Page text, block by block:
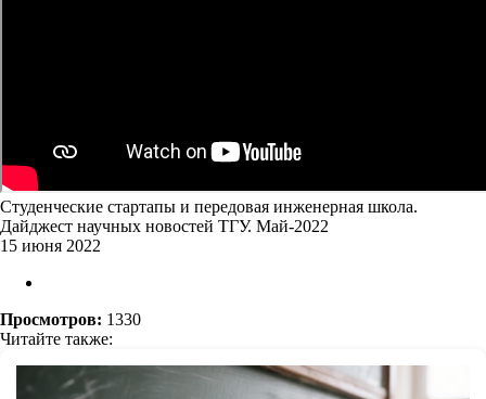
Студенческие стартапы и передовая инженерная школа.
Дайджест научных новостей ТГУ. Май-2022
15 июня 2022
Просмотров: 1330
Читайте также: